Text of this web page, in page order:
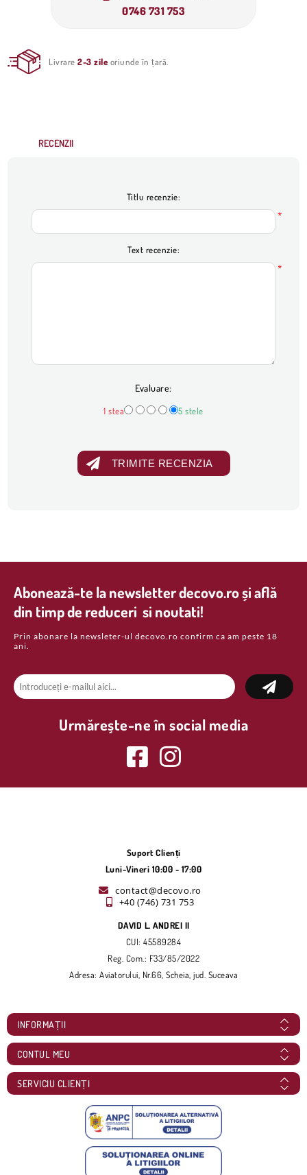
0746 731 753
Livrare2-3 zile oriunde în țară.
RECENZII
Titlu recenzie:
*
Text recenzie:
*
Evaluare:
1 stea 5 stele
TRIMITE RECENZIA
Abonează-te la newsletter decovo.ro și află
din timp de reduceri si noutati!
Prin abonare la newsleter-ul decovo.ro confirm ca am peste 18
ani.
Urmărește-ne în social media
Suport Clienți
Luni-Vineri 10:00 - 17:00
contact@decovo.ro
+40 (746) 731 753
DAVID L. ANDREI II
CUI: 45589284
Reg. Com.: F33/85/2022
Adresa: Aviatorului, Nr.66, Scheia, jud. Suceava
INFORMAȚII
CONTUL MEU
SERVICIU CLIENȚI